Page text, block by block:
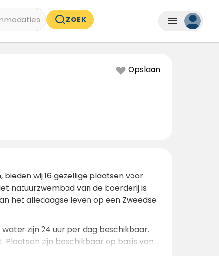
ZOEK
Opslaan
wij 16 gezellige plaatsen voor
natuurzwembad van de boerderij is
het alledaagse leven op een Zweedse
zijn 24 uur per dag beschikbaar.
zijn beschikbaar op basis van